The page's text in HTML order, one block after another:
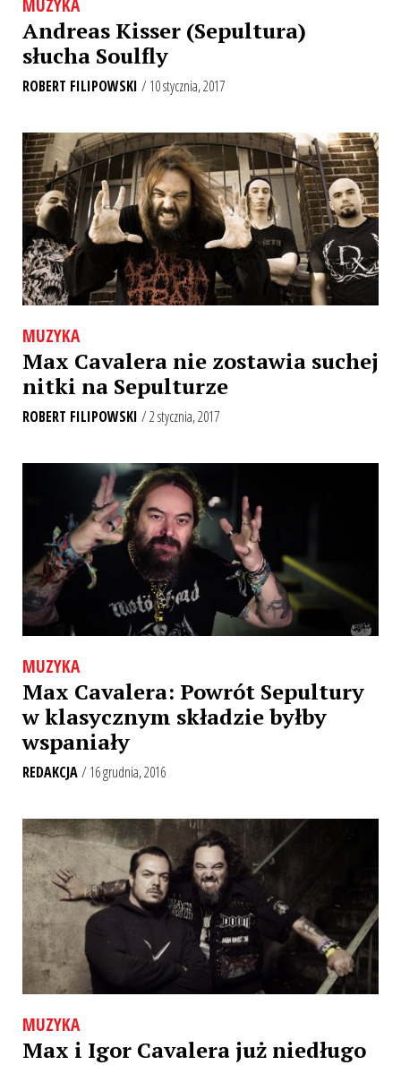
MUZYKA
Andreas Kisser (Sepultura)
słucha Soulfly
ROBERT FILIPOWSKI / 10 stycznia, 2017
MUZYKA
Max Cavalera nie zostawia suchej
nitki na Sepulturze
ROBERT FILIPOWSKI / 2 stycznia, 2017
MUZYKA
Max Cavalera: Powrót Sepultury
w klasycznym składzie byłby
wspaniały
REDAKCJA/ 16 grudnia, 2016
MUZYKA
Max i Igor Cavalera już niedługo